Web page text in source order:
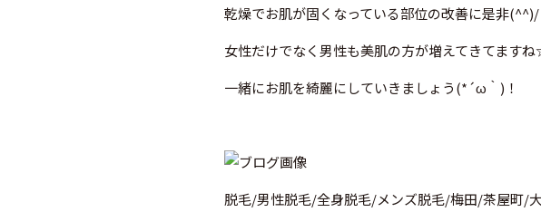
乾燥でお肌が固くなっている部位の改善に是非(^^)/
女性だけでなく男性も美肌の方が増えてきてます
一緒にお肌を綺麗にしていきましょう(*´ω｀)！
脱毛/男性脱毛/全身脱毛/メンズ脱毛/梅田/茶屋町/